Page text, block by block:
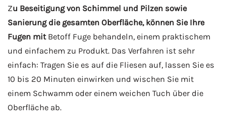
Zu Beseitigung von Schimmel und Pilzen sowie
Sanierung die gesamten Oberfläche, können Sie Ihre
Fugen mit Betoff Fuge behandeln, einem praktischem
und einfachem zu Produkt. Das Verfahren ist sehr
einfach: Tragen Sie es auf die Fliesen auf, lassen Sie es
10 bis 20 Minuten einwirken und wischen Sie mit
einem Schwamm oder einem weichen Tuch über die
Oberfläche ab.